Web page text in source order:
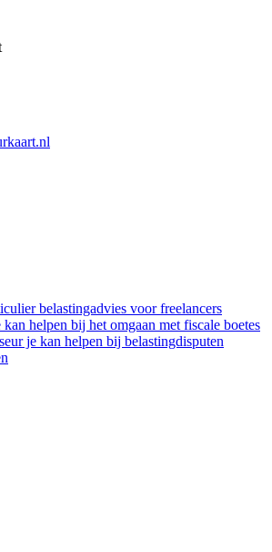
belastingadvies voor freelancers
helpen bij het omgaan met fiscale boetes
je kan helpen bij belastingdisputen